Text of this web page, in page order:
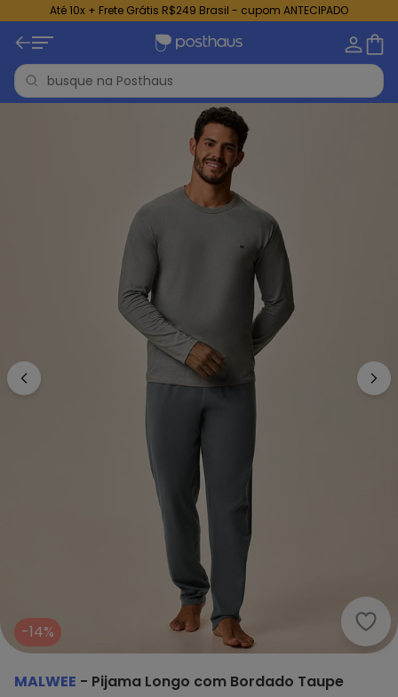
Até 10x + Frete Grátis R$249 Brasil - cupom ANTECIPADO
-14%
MALWEE - Pijama Longo com Bordado Taupe